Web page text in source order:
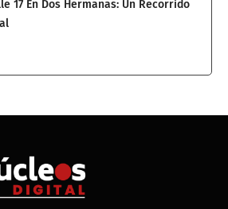
17 En Dos Hermanas: Un Recorrido